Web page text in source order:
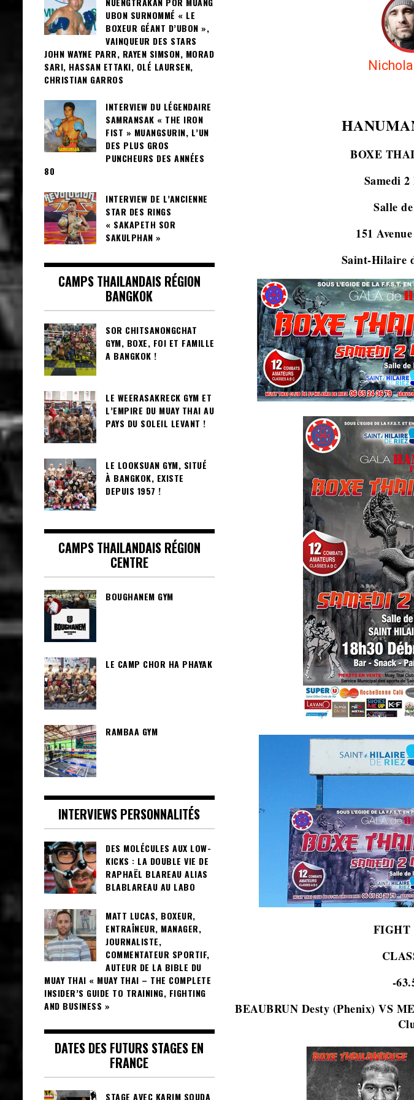
BOXE
Samedi
Salle
151
Saint-Hilaire
FIGHT
-
BEAUBRUN Desty (Phenix) VS
UBON SURNOMMÉ « LE
BOXEUR GÉANT D’UBON »,
VAINQUEUR DES STARS
JOHN WAYNE PARR, RAYEN SIMSON, MORAD
SARI, HASSAN ETTAKI, OLÉ LAURSEN,
CHRISTIAN GARROS
INTERVIEW DU LÉGENDAIRE
SAMRANSAK « THE IRON
FIST » MUANGSURIN, L’UN
DES PLUS GROS
PUNCHEURS DES ANNÉES
80
INTERVIEW DE L’ANCIENNE
STAR DES RINGS
« SAKAPETH SOR
SAKULPHAN »
CAMPS THAILANDAIS RÉGION
BANGKOK
SOR CHITSANONGCHAT
GYM, BOXE, FOI ET FAMILLE
A BANGKOK !
LE WEERASAKRECK GYM ET
L’EMPIRE DU MUAY THAI AU
PAYS DU SOLEIL LEVANT !
LE LOOKSUAN GYM, SITUÉ
À BANGKOK, EXISTE
DEPUIS 1957 !
CAMPS THAILANDAIS RÉGION
CENTRE
BOUGHANEM GYM
LE CAMP CHOR HA PHAYAK
RAMBAA GYM
INTERVIEWS PERSONNALITÉS
DES MOLÉCULES AUX LOW-
KICKS : LA DOUBLE VIE DE
RAPHAËL BLAREAU ALIAS
BLABLAREAU AU LABO
MATT LUCAS, BOXEUR,
ENTRAÎNEUR, MANAGER,
JOURNALISTE,
COMMENTATEUR SPORTIF,
AUTEUR DE LA BIBLE DU
MUAY THAI « MUAY THAI – THE COMPLETE
INSIDER’S GUIDE TO TRAINING, FIGHTING
AND BUSINESS »
DATES DES FUTURS STAGES EN
FRANCE
STAGE AVEC KARIM SOUDA